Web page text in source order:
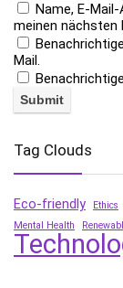
Name, E-
meinen nächsten
Mail.
Tag Clouds
Eco-friendly Ethics
Mental Health